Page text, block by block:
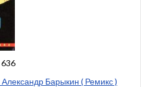
636
Барыкин ( Ремикс )